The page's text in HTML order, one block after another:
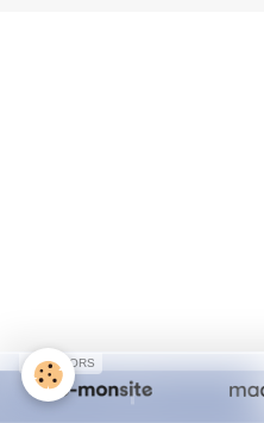
SPONSORS